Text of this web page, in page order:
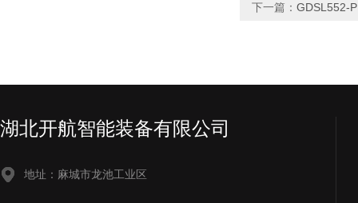
下一篇： GDSL552-
湖北开航智能装备有限公司
地址：麻城市龙池工业区